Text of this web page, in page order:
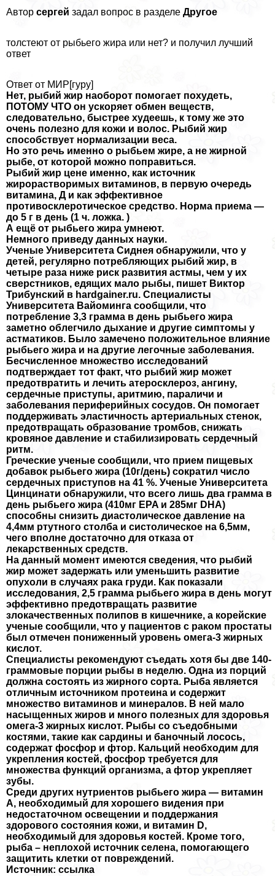
Автор сергeй задал вопрос в разделе Другое
толстеют от рыбьего жира или нет? и получил лучший
ответ
Ответ от МИР[гуру]
Нет, рыбий жир наоборот помогает похудеть,
ПОТОМУ ЧТО он ускоряет обмен веществ,
следовательно, быстрее худеешь, к тому же это
очень полезно для кожи и волос. Рыбий жир
способствует нормализации веса.
Но это речь именно о рыбьем жире, а не жирной
рыбе, от которой можно поправиться.
Рыбий жир цене именно, как источник
жирорастворимых витаминов, в первую очередь
витамина, Д и как эффективное
противосклеротическое средство. Норма приема —
до 5 г в день (1 ч. ложка. )
А ещё от рыбьего жира умнеют.
Немного приведу данных науки.
Ученые Университета Сиднея обнаружили, что у
детей, регулярно потрeбляющих рыбий жир, в
четыре раза ниже риск развития астмы, чем у их
сверстников, едящих мало рыбы, пишет Виктор
Трибунский в hardgainer.ru. Специалисты
Университета Вайоминга сообщили, что
потрeбление 3,3 грамма в день рыбьего жира
заметно облегчило дыхание и другие симптомы у
астматиков. Было замечено положительное влияние
рыбьего жира и на другие легочные заболевания.
Бесчисленное множество исследований
подтверждает тот факт, что рыбий жир может
предотвратить и лечить атеросклероз, ангину,
сердечные приступы, аритмию, параличи и
заболевания периферийных сосудов. Он помогает
поддерживать эластичность артериальных стенок,
предотвращать образование тромбов, снижать
кровяное давление и стабилизировать сердечный
ритм.
Греческие ученые сообщили, что прием пищевых
добавок рыбьего жира (10г/день) сократил число
сердечных приступов на 41 %. Ученые Университета
Цинцинати обнаружили, что всего лишь два грамма в
день рыбьего жира (410мг EPA и 285мг DHA)
способны снизить диастолическое давление на
4,4мм ртутного столба и систолическое на 6,5мм,
чего вполне достаточно для отказа от
лекарственных средств.
На данный момент имеются сведения, что рыбий
жир может задержать или уменьшить развитие
опухоли в случаях paка гpyди. Как показали
исследования, 2,5 грамма рыбьего жира в день могут
эффективно предотвращать развитие
злокачественных полипов в кишечнике, а корейские
ученые сообщили, что у пациентов с paком простаты
был отмечен пониженный уровень омега-3 жирных
кислот.
Специалисты рекомендуют съедать хотя бы две 140-
граммовые порции рыбы в неделю. Одна из порций
должна состоять из жирного сорта. Рыба является
отличным источником протеина и содержит
множество витаминов и минералов. В ней мало
насыщенных жиров и много полезных для здоровья
омега-3 жирных кислот. Рыбы со съедобными
костями, такие как сардины и баночный лосось,
содержат фосфор и фтор. Кальций необходим для
укрепления костей, фосфор требуется для
множества функций организма, а фтор укрепляет
зубы.
Среди других нутриентов рыбьего жира — витамин
А, необходимый для хорошего видения при
недостаточном освещении и поддержания
здорового состояния кожи, и витамин D,
необходимый для здоровья костей. Кроме того,
рыба – неплохой источник селена, помогающего
защитить клетки от повреждений.
Источник: ссылка